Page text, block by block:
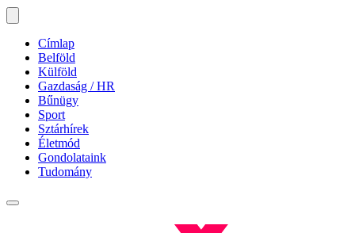
Címlap
Belföld
Külföld
Gazdaság / HR
Bűnügy
Sport
Sztárhírek
Életmód
Gondolataink
Tudomány